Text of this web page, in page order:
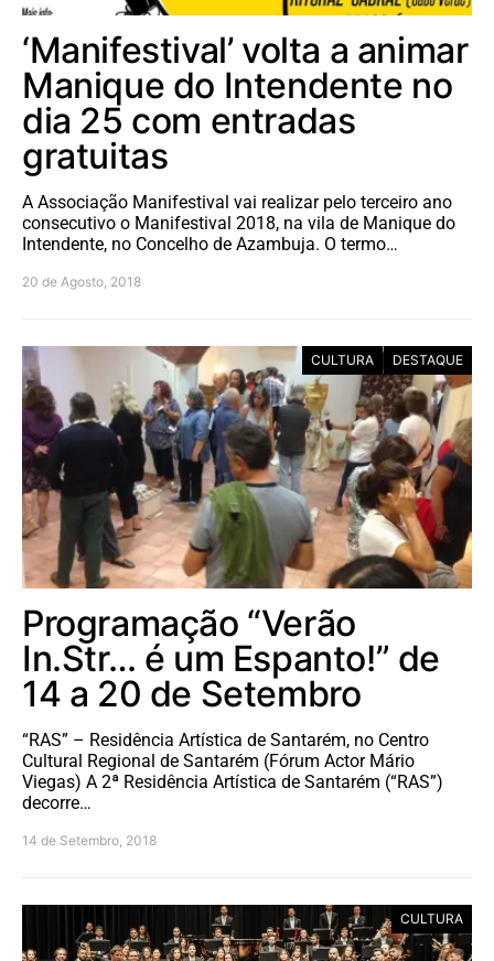
‘Manifestival’ volta a animar
Manique do Intendente no
dia 25 com entradas
gratuitas
A Associação Manifestival vai realizar pelo terceiro ano
consecutivo o Manifestival 2018, na vila de Manique do
Intendente, no Concelho de Azambuja. O termo…
20 de Agosto, 2018
CULTURA DESTAQUE
Programação “Verão
In.Str… é um Espanto!” de
14 a 20 de Setembro
“RAS” – Residência Artística de Santarém, no Centro
Cultural Regional de Santarém (Fórum Actor Mário
Viegas) A 2ª Residência Artística de Santarém (“RAS”)
decorre…
14 de Setembro, 2018
CULTURA